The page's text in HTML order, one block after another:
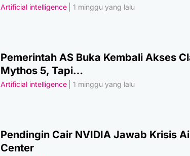
Artificial intelligence 1 minggu yang lalu
Pemerintah AS Buka Kembali Akses
Mythos 5, Tapi…
Artificial intelligence 1 minggu yang lalu
Pendingin Cair NVIDIA Jawab Krisis
Center